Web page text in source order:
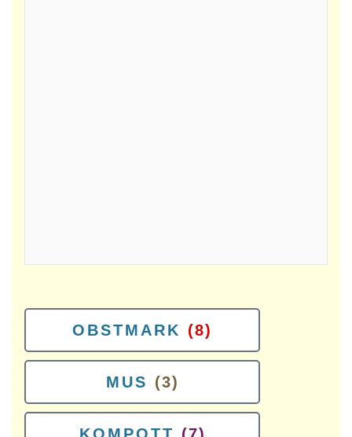
OBSTMARK (8)
MUS (3)